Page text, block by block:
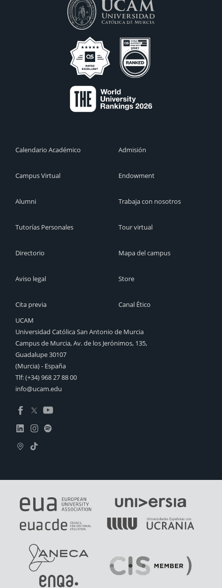
Calendario Académico
Campus Virtual
Alumni
Tutorías Personales
Directorio
Aviso legal
Cita previa
Admisión
Endowment
Trabaja con nosotros
Tour virtual
Mapa del campus
Store
Canal Ético
UCAM
Universidad Católica San Antonio de Murcia
Campus de Murcia, Av. de los Jerónimos, 135,
Guadalupe 30107
(Murcia) - España
Tlf:(+34) 968 27 88 00
info@ucam.edu